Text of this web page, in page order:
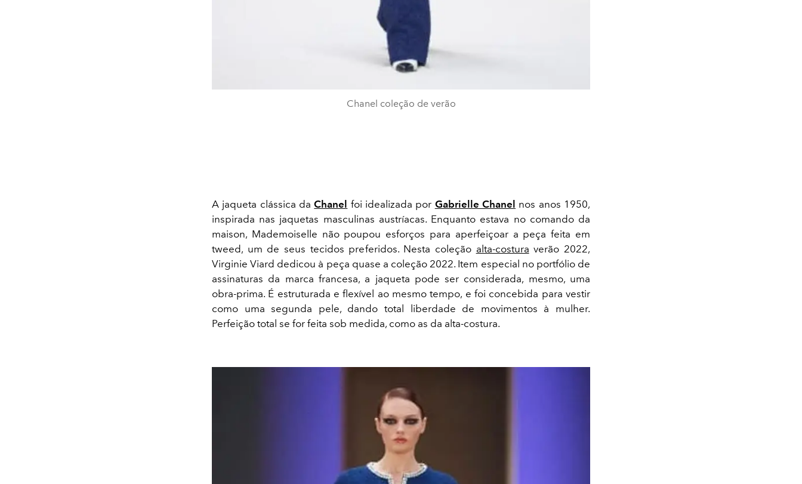
Chanel coleção de verão
A jaqueta clássica daChanel foi idealizada por Gabrielle Chanel nos anos 1950,
inspirada nas jaquetas masculinas austríacas. Enquanto estava no comando da
maison, Mademoiselle não poupou esforços para aperfeiçoar a peça feita em
tweed, um de seus tecidos preferidos. Nesta coleção alta-costura verão 2022,
Virginie Viard dedicou à peça quase a coleção 2022. Item especial no portfólio de
assinaturas da marca francesa, a jaqueta pode ser considerada, mesmo, uma
obra-prima. É estruturada e flexível ao mesmo tempo, e foi concebida para vestir
como uma segunda pele, dando total liberdade de movimentos à mulher.
Perfeição total se for feita sob medida, como as da alta-costura.